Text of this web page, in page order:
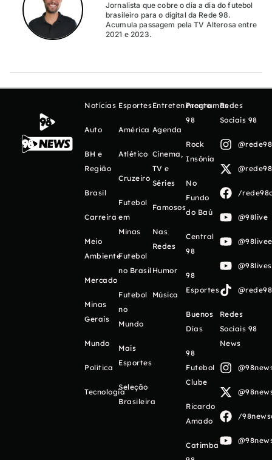
Jornalista que cobre o dia a dia do futebol
brasileiro para o digital da Rede 98.
Acumula passagem pela TV Alterosa entre
2021 e 2023.
Notícias
Auto
BH e
Região
Brasil
Carreira
Meio
Ambiente
Mercado
Minas
Gerais
Mundo
Política
Tecnologia
Esportes
América
Atlético
Cruzeiro
Futebol
em
Minas
Futebol
no Brasil
Futebol
no
Mundo
Mais
Esportes
Seleção
Brasileira
Entretenimento
Agenda
Cinema,
TV e
Séries
Famosos
Nas
Redes
Humor
Música
Programas
98
Rock
Insônia
No
Fundo
do Baú
Central
98
98
Esportes
Buenos
Días
98
Futebol
Clube
Ricardo
Amado
Catimba
Redes
Sociais 98
/
@98live
Redes
Sociais 98
News
/